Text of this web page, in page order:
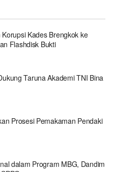
Kades Brengkok ke
Flashdisk Bukti
Taruna Akademi TNI Bina
Prosesi Pemakaman Pendaki
dalam Program MBG, Dandim